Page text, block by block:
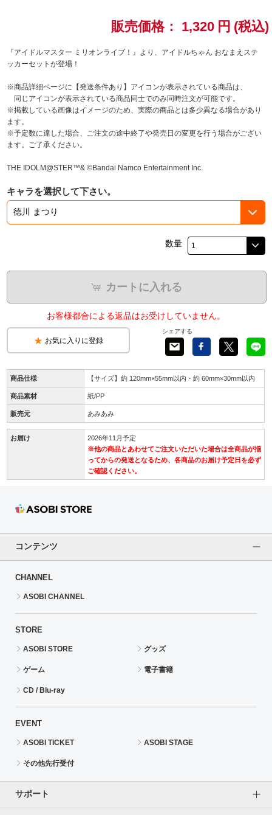
ラブライブ！シリーズ
ラブライブ！サンシャイン‼
ラブライブ！虹ヶ咲学園スクールアイドル同好会
ラブライブ！スーパースター!!
アイドリッシュセブン
販売価格： 1,320 円 (税込)
『アイドルマスター ミリオンライブ！』より、アイドルちゃん おなまえステ
ッカーセットが登場！
※商品詳細ページに【発送条件あり】アイコンが表示されている商品は、
同じアイコンが表示されている商品同士でのみ同時注文が可能です。
※掲載している画像はイメージのため、実際の商品とは多少異なる場合があり
ます。
※予定数に達した場合、ご注文の途中終了や発売日の変更を行う場合がござい
ます。ご了承ください。
THE IDOLM@STER™& ©Bandai Namco Entertainment Inc.
キャラを選択して下さい。
数量
カートに入れる
お客様都合による返品はお受けしていません。
お気に入りに登録
シェアする
商品仕様 【サイズ】約 120mm×55mm以内・約 60mm×30mm以内
商品素材 紙/PP
販売元 あみあみ
お届け
2026年11月予定
※他の商品とあわせてご注文いただいた場合は全商品が揃
ってからの発送となるため、各商品のお届け予定日を必ず
ご確認ください。
コンテンツ
CHANNEL
ASOBI CHANNEL
STORE
ASOBI STORE グッズ
ゲーム 電子書籍
CD / Blu-ray
EVENT
ASOBI TICKET ASOBI STAGE
その他先行受付
サポート